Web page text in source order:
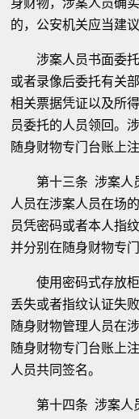
的，公安机关应当建
涉案人员书面委托
或者录像后委托有关
相关票据凭证以及所
员委托的人员领回。
随身财物专门台账上
第十三条 涉案人员
人员在涉案人员在场
员凭密码或者本人指
并分别在随身财物专
使用密码式存放柜
丢失或者指纹认证失
随身财物管理人员在
随身财物专门台账上
人员共同签名。
第十四条 涉案人员